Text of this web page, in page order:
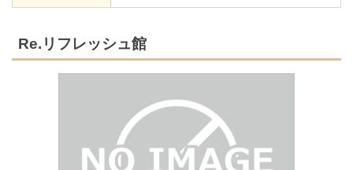
Re.リフレッシュ館